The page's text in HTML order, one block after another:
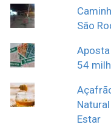
São
Aposta
54
Estar